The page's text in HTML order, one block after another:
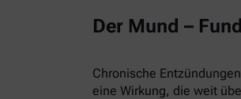
Der Mund –
Chronische
eine Wirkung, die weit